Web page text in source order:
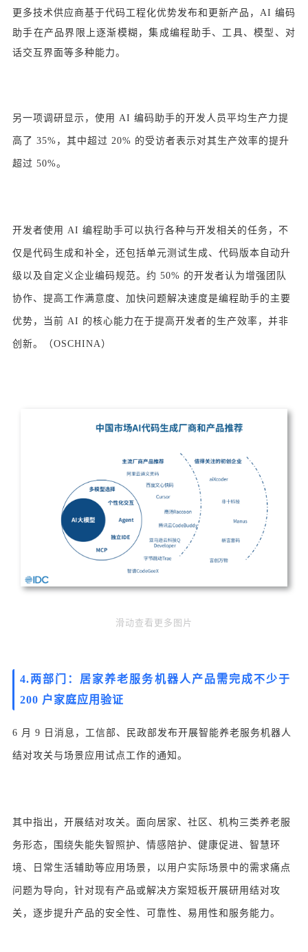
更多技术供应商基于代码工程化优势发布和更新产品，AI 编码
助手在产品界限上逐渐模糊，集成编程助手、工具、模型、对
话交互界面等多种能力。
另一项调研显示，使用 AI 编码助手的开发人员平均生产力提
高了 35%，其中超过 20% 的受访者表示对其生产效率的提升
超过 50%。
开发者使用 AI 编程助手可以执行各种与开发相关的任务，不
仅是代码生成和补全，还包括单元测试生成、代码版本自动升
级以及自定义企业编码规范。约 50% 的开发者认为增强团队
协作、提高工作满意度、加快问题解决速度是编程助手的主要
优势，当前 AI 的核心能力在于提高开发者的生产效率，并非
创新。（OSCHINA）
滑动查看更多图片
4.两部门：居家养老服务机器人产品需完成不少于
200 户家庭应用验证
6 月 9 日消息，工信部、民政部发布开展智能养老服务机器人
结对攻关与场景应用试点工作的通知。
其中指出，开展结对攻关。面向居家、社区、机构三类养老服
务形态，围绕失能失智照护、情感陪护、健康促进、智慧环
境、日常生活辅助等应用场景，以用户实际场景中的需求痛点
问题为导向，针对现有产品或解决方案短板开展研用结对攻
关，逐步提升产品的安全性、可靠性、易用性和服务能力。